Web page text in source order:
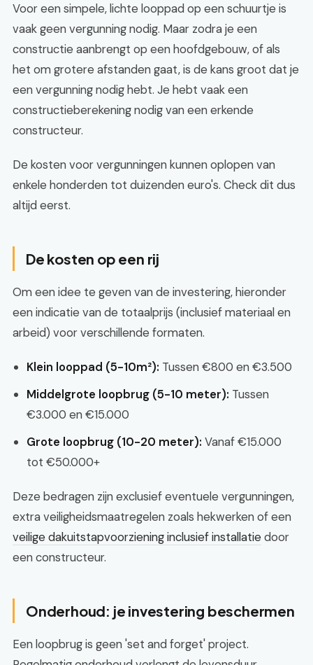
Voor een simpele, lichte looppad op een schuurtje is
vaak geen vergunning nodig. Maar zodra je een
constructie aanbrengt op een hoofdgebouw, of als
het om grotere afstanden gaat, is de kans groot dat je
een vergunning nodig hebt. Je hebt vaak een
constructieberekening nodig van een erkende
constructeur.
De kosten voor vergunningen kunnen oplopen van
enkele honderden tot duizenden euro's. Check dit dus
altijd eerst.
De kosten op een rij
Om een idee te geven van de investering, hieronder
een indicatie van de totaalprijs (inclusief materiaal en
arbeid) voor verschillende formaten.
Klein looppad (5-10m²): Tussen €800 en €3.500
Middelgrote loopbrug (5-10 meter): Tussen
€3.000 en €15.000
Grote loopbrug (10-20 meter): Vanaf €15.000
tot €50.000+
Deze bedragen zijn exclusief eventuele vergunningen,
extra veiligheidsmaatregelen zoals hekwerken of een
veilige dakuitstapvoorziening inclusief installatiedoor
een constructeur.
Onderhoud: je investering beschermen
Een loopbrug is geen 'set and forget' project.